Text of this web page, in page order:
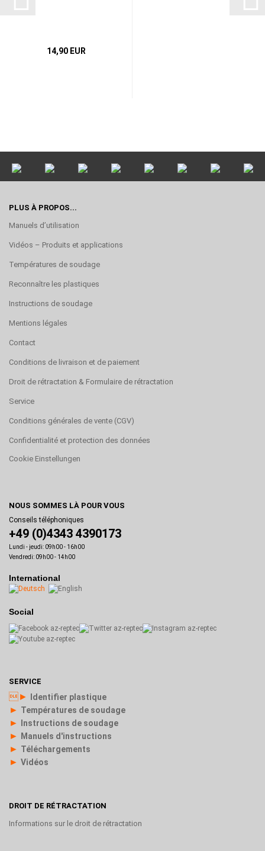
14,90 EUR
PLUS À PROPOS...
Manuels d’utilisation
Vidéos – Produits et applications
Températures de soudage
Reconnaître les plastiques
Instructions de soudage
Mentions légales
Contact
Conditions de livraison et de paiement
Droit de rétractation & Formulaire de rétractation
Service
Conditions générales de vente (CGV)
Confidentialité et protection des données
Cookie Einstellungen
NOUS SOMMES LÀ POUR VOUS
Conseils téléphoniques
+49 (0)4343 4390173
Lundi - jeudi: 09h00 - 16h00
Vendredi: 09h00 - 14h00
International
Social
SERVICE
► Identifier plastique
► Températures de soudage
► Instructions de soudage
► Manuels d'instructions
► Téléchargements
► Vidéos
DROIT DE RÉTRACTATION
Informations sur le droit de rétractation